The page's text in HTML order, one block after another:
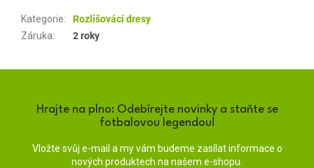
Kategorie:
Rozlišovácí dresy
Záruka: 2 roky
Hrajte na plno: Odebírejte novinky a staňte se
fotbalovou legendou!
Vložte svůj e-mail a my vám budeme zasílat informace o
nových produktech na našem e-shopu.